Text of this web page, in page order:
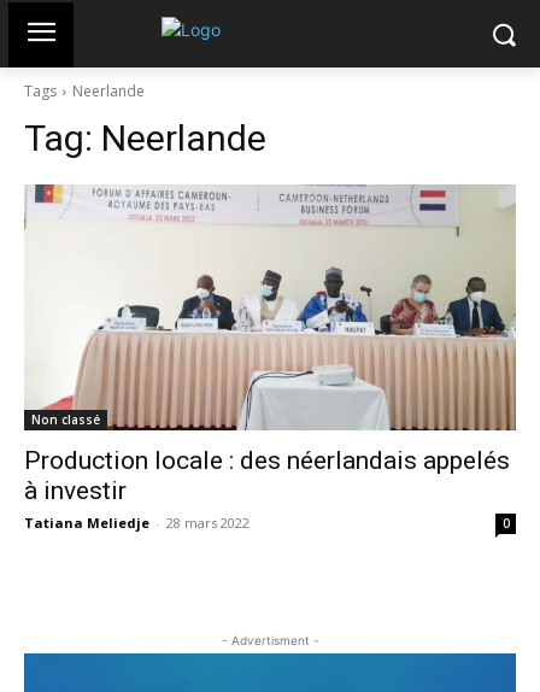
Tags Neerlande
Tag: Neerlande
Non classé
Production locale : des néerlandais appelés
à investir
Tatiana Meliedje - 28 mars 2022 0
- Advertisment -